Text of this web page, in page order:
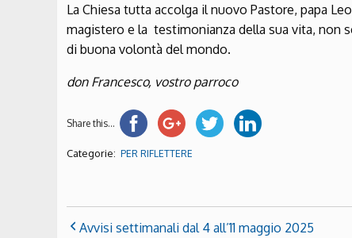
La Chiesa tutta accolga il nuovo Pastore, papa
magistero e la testimonianza della sua vita, non
di buona volontà del mondo.
don Francesco, vostro parroco
Share this...
Categorie: PER RIFLETTERE
Avvisi settimanali dal 4 all’11 maggio 2025